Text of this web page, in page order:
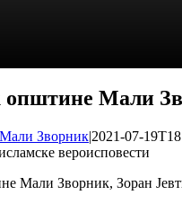
Мали
Зворник|2021-07-
вероисповести
Мали Зворник, Зоран